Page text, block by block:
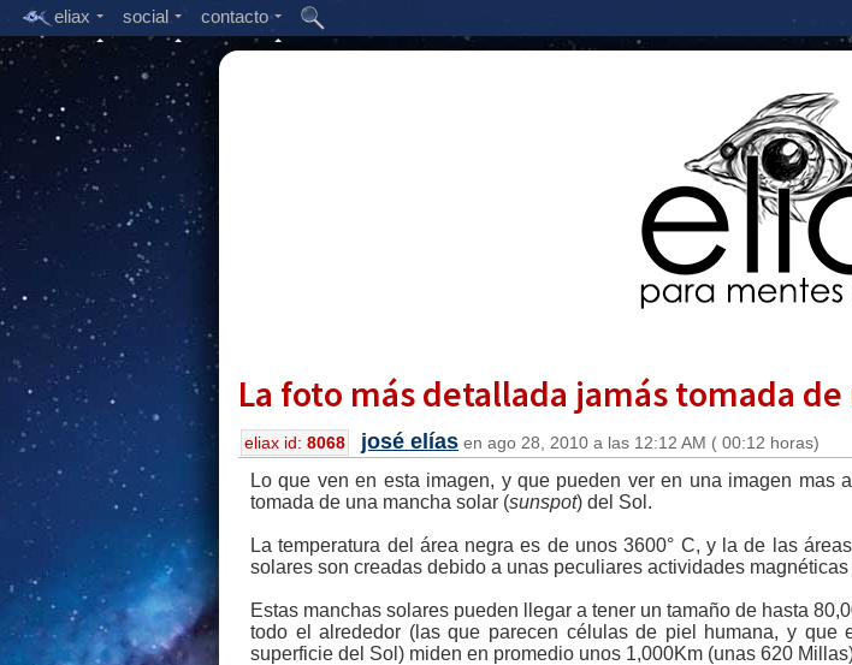
eliax social contacto
La foto más detallada jamás tomada
eliax id: 8068 josé elías en ago 28, 2010 a las 12:12 AM ( 00:12 horas)
Lo que ven en esta imagen, y que pueden ver en una imagen mas
tomada de una mancha solar (sunspot) del Sol.
La temperatura del área negra es de unos 3600° C, y la de las
solares son creadas debido a unas peculiares actividades
Estas manchas solares pueden llegar a tener un tamaño de hasta
todo el alrededor (las que parecen células de piel humana, y
superficie del Sol) miden en promedio unos 1,000Km (unas 620